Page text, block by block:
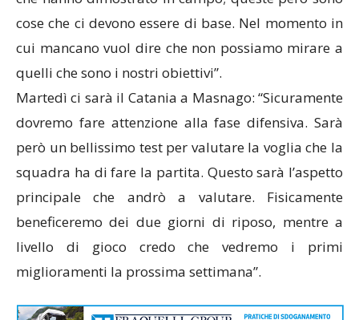
cose che ci devono essere di base. Nel momento in
cui mancano vuol dire che non possiamo mirare a
quelli che sono i nostri obiettivi”.
Martedì ci sarà il Catania a Masnago: “Sicuramente
dovremo fare attenzione alla fase difensiva. Sarà
però un bellissimo test per valutare la voglia che la
squadra ha di fare la partita. Questo sarà l’aspetto
principale che andrò a valutare. Fisicamente
beneficeremo dei due giorni di riposo, mentre a
livello di gioco credo che vedremo i primi
miglioramenti la prossima settimana”.